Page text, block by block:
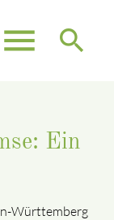
menu search
Ein
Württemberg